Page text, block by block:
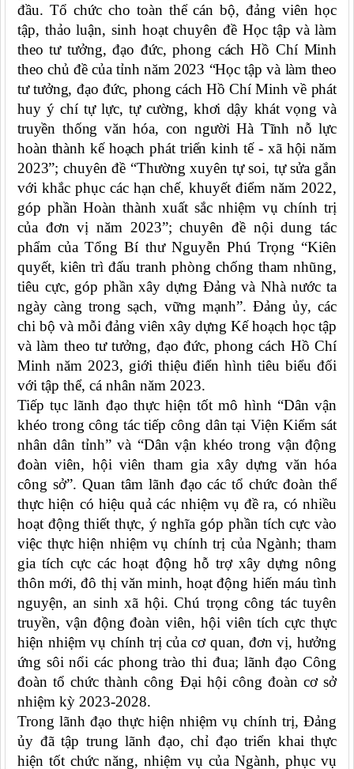
đầu. Tổ chức cho toàn thể cán bộ, đảng viên học
tập, thảo luận, sinh hoạt chuyên đề Học tập và làm
theo tư tưởng, đạo đức, phong cách Hồ Chí Minh
theo chủ đề của tỉnh năm 2023 “Học tập và làm theo
tư tưởng, đạo đức, phong cách Hồ Chí Minh về phát
huy ý chí tự lực, tự cường, khơi dậy khát vọng và
truyền thống văn hóa, con người Hà Tĩnh nỗ lực
hoàn thành kế hoạch phát triển kinh tế - xã hội năm
2023”; chuyên đề “Thường xuyên tự soi, tự sửa gắn
với khắc phục các hạn chế, khuyết điểm năm 2022,
góp phần Hoàn thành xuất sắc nhiệm vụ chính trị
của đơn vị năm 2023”; chuyên đề nội dung tác
phẩm của Tổng Bí thư Nguyễn Phú Trọng “Kiên
quyết, kiên trì đấu tranh phòng chống tham nhũng,
tiêu cực, góp phần xây dựng Đảng và Nhà nước ta
ngày càng trong sạch, vững mạnh”. Đảng ủy, các
chi bộ và mỗi đảng viên xây dựng Kế hoạch học tập
và làm theo tư tưởng, đạo đức, phong cách Hồ Chí
Minh năm 2023, giới thiệu điển hình tiêu biểu đối
với tập thể, cá nhân năm 2023.
Tiếp tục lãnh đạo thực hiện tốt mô hình “Dân vận
khéo trong công tác tiếp công dân tại Viện Kiểm sát
nhân dân tỉnh” và “Dân vận khéo trong vận động
đoàn viên, hội viên tham gia xây dựng văn hóa
công sở”. Quan tâm lãnh đạo các tổ chức đoàn thể
thực hiện có hiệu quả các nhiệm vụ đề ra, có nhiều
hoạt động thiết thực, ý nghĩa góp phần tích cực vào
việc thực hiện nhiệm vụ chính trị của Ngành; tham
gia tích cực các hoạt động hỗ trợ xây dựng nông
thôn mới, đô thị văn minh, hoạt động hiến máu tình
nguyện, an sinh xã hội. Chú trọng công tác tuyên
truyền, vận động đoàn viên, hội viên tích cực thực
hiện nhiệm vụ chính trị của cơ quan, đơn vị, hưởng
ứng sôi nổi các phong trào thi đua; lãnh đạo Công
đoàn tổ chức thành công Đại hội công đoàn cơ sở
nhiệm kỳ 2023-2028.
Trong lãnh đạo thực hiện nhiệm vụ chính trị, Đảng
ủy đã tập trung lãnh đạo, chỉ đạo triển khai thực
hiện tốt chức năng, nhiệm vụ của Ngành, phục vụ